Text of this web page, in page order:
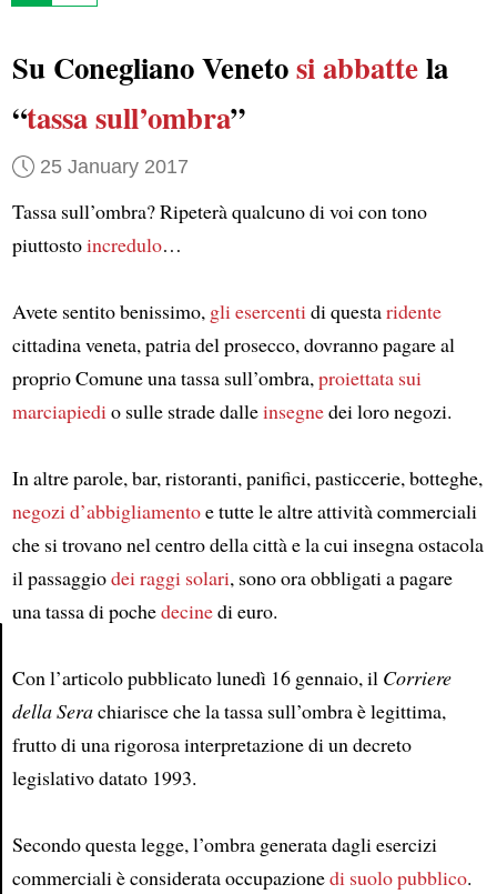
Article
Su Conegliano Venetosi abbattela
“tassa sull’ombra”
25 January 2017
Tassa sull’ombra? Ripeterà qualcuno di voi con tono
piuttostoincredulo…
Avete sentito benissimo, gli esercentidi questaridente
cittadina veneta, patria del prosecco, dovranno pagare al
proprio Comune una tassa sull’ombra,proiettata sui
marciapiedio sulle strade dalleinsegnedei loro negozi.
In altre parole, bar, ristoranti, panifici, pasticcerie, botteghe,
negozi d’abbigliamentoe tutte le altre attività commerciali
che si trovano nel centro della città e la cui insegna ostacola
il passaggiodei raggi solari, sono ora obbligati a pagare
una tassa di pochedecinedi euro.
Con l’articolo pubblicato lunedì 16 gennaio, il Corriere
della Serachiarisce che la tassa sull’ombra è legittima,
frutto di una rigorosa interpretazione di un decreto
legislativo datato 1993.
Secondo questa legge, l’ombra generata dagli esercizi
commerciali è considerata occupazionedi suolo pubblico.